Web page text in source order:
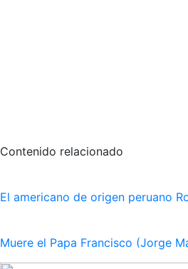
Contenido relacionado
El americano de origen peruano
Muere el Papa Francisco (Jorge